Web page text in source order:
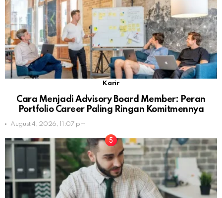
Karir
Cara Menjadi Advisory Board Member: Peran
Portfolio Career Paling Ringan Komitmennya
August 4, 2026, 11:07 pm